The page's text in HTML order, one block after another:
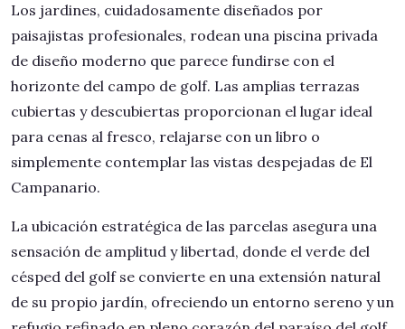
Los jardines, cuidadosamente diseñados por
paisajistas profesionales, rodean una piscina privada
de diseño moderno que parece fundirse con el
horizonte del campo de golf. Las amplias terrazas
cubiertas y descubiertas proporcionan el lugar ideal
para cenas al fresco, relajarse con un libro o
simplemente contemplar las vistas despejadas de El
Campanario.
La ubicación estratégica de las parcelas asegura una
sensación de amplitud y libertad, donde el verde del
césped del golf se convierte en una extensión natural
de su propio jardín, ofreciendo un entorno sereno y un